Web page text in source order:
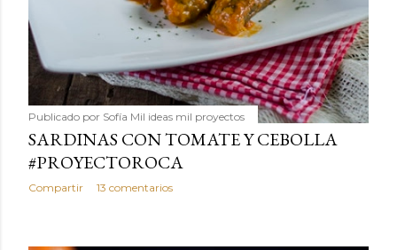
Publicado por Sofía Mil ideas mil proyectos
SARDINAS CON TOMATE Y CEBOLLA
#PROYECTOROCA
Compartir 13 comentarios